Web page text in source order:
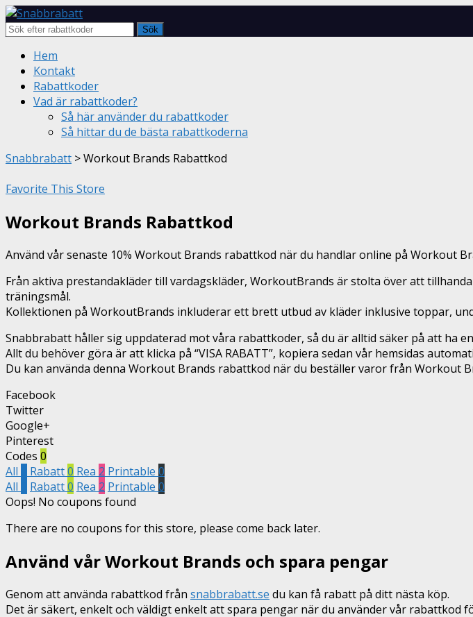
Sök
Skip
content
Hem
Kontakt
Rabattkoder
Vad är rabattkoder?
Så här använder du rabattkoder
Så hittar du de bästa rabattkoderna
Snabbrabatt >Workout Brands Rabattkod
Favorite This Store
Workout Brands Rabattkod
Använd vår senaste 10% Workout Brands rabattkod när du handlar online på Workout
Från aktiva prestandakläder till vardagskläder, WorkoutBrands är stolta över att
träningsmål.
Kollektionen på WorkoutBrands inkluderar ett brett utbud av kläder inklusive toppar,
Snabbrabatt håller sig uppdaterad mot våra rabattkoder, så du är alltid säker på att ha
Allt du behöver göra är att klicka på “VISA RABATT”, kopiera sedan vår hemsidas
Du kan använda denna Workout Brands rabattkod när du beställer varor från Workout
Facebook
Twitter
Google+
Pinterest
Codes 0
All
Rabatt0 Rea 2 Printable 0
All
Rabatt0 Rea 2 Printable 0
Oops! No coupons found
There are no coupons for this store, please come back later.
Använd vår Workout Brands och spara pengar
Genom att använda rabattkod från snabbrabatt.se du kan få rabatt på ditt nästa köp.
Det är säkert, enkelt och väldigt enkelt att spara pengar när du använder vår rabattkod